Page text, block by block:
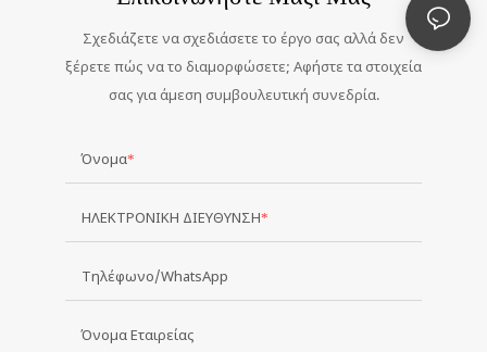
Σχεδιάζετε να σχεδιάσετε το έργο σας αλλά δεν
ξέρετε πώς να το διαμορφώσετε; Αφήστε τα στοιχεία
σας για άμεση συμβουλευτική συνεδρία.
Όνομα
ΗΛΕΚΤΡΟΝΙΚΗ ΔΙΕΥΘΥΝΣΗ
Τηλέφωνο/WhatsApp
Όνομα Εταιρείας